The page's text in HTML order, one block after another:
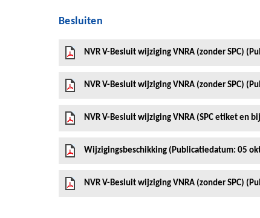
Besluiten
NVR V-Besluit wijziging VNRA (zonder SPC)
NVR V-Besluit wijziging VNRA (zonder SPC)
NVR V-Besluit wijziging VNRA (SPC etiket en
Wijzigingsbeschikking (Publicatiedatum: 05
NVR V-Besluit wijziging VNRA (zonder SPC)